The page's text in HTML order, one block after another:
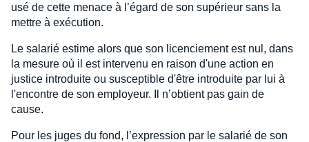
usé de cette menace à l’égard de son supérieur sans la
mettre à exécution.
Le salarié estime alors que son licenciement est nul, dans
la mesure où il est intervenu en raison d'une action en
justice introduite ou susceptible d'être introduite par lui à
l'encontre de son employeur. Il n’obtient pas gain de
cause.
Pour les juges du fond, l’expression par le salarié de son